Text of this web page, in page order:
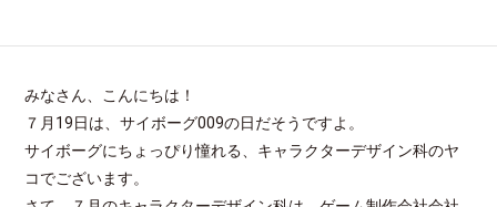
みなさん、こんにちは！
７月19日は、サイボーグ009の日だそうですよ。
サイボーグにちょっぴり憧れる、キャラクターデザイン科のヤ
コでございます。